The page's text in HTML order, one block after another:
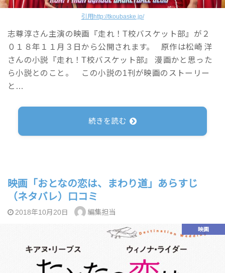
引用http://tkoubaske.jp/
志尊淳さん主演の映画『走れ！T校バスケット部』が２
０１８年１１月３日から公開されます。 原作は松崎 洋
さんの小説『走れ！T校バスケット部』 漫画かと思った
ら小説とのこと。 この小説の1刊が映画のストーリー
と…
続きを読む
映画「おとなの恋は、まわり道」あらすじ
（ネタバレ）口コミ
2018年10月20日 編集担当
映画